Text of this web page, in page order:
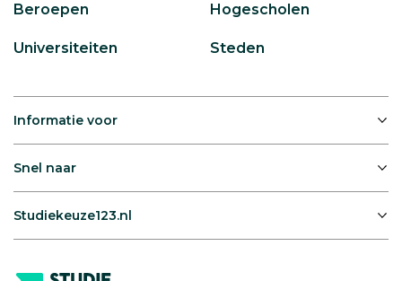
Beroepen Hogescholen
Universiteiten Steden
Informatie voor
Snel naar
Studiekeuze123.nl